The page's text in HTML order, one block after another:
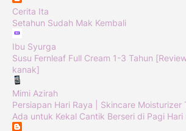
Cerita Ita
Setahun Sudah Mak Kembali
Ibu Syurga
Susu Fernleaf Full Cream 1-3 Tahun
kanak]
Mimi Azirah
Persiapan Hari Raya | Skincare
Ada untuk Kekal Cantik Berseri di Pagi Hari